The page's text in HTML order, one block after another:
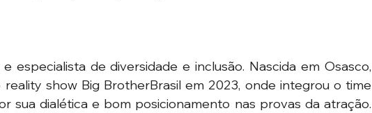
especialista de diversidade e inclusão. Nascida em Osasco,
reality show Big BrotherBrasil em 2023, onde integrou o time
sua dialética e bom posicionamento nas provas da atração.